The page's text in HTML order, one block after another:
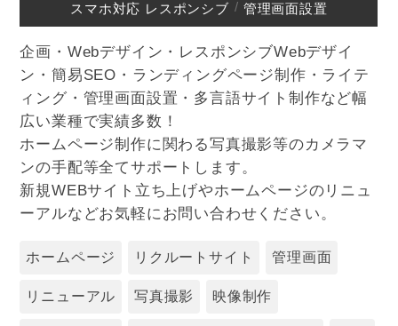
スマホ対応 レスポンシブ 管理画面設置
企画・Webデザイン・レスポンシブWebデザイ
ン・簡易SEO・ランディングページ制作・ライテ
ィング・管理画面設置・多言語サイト制作など幅
広い業種で実績多数！
ホームページ制作に関わる写真撮影等のカメラマ
ンの手配等全てサポートします。
新規WEBサイト立ち上げやホームページのリニュ
ーアルなどお気軽にお問い合わせください。
ホームページ リクルートサイト 管理画面
リニューアル 写真撮影 映像制作